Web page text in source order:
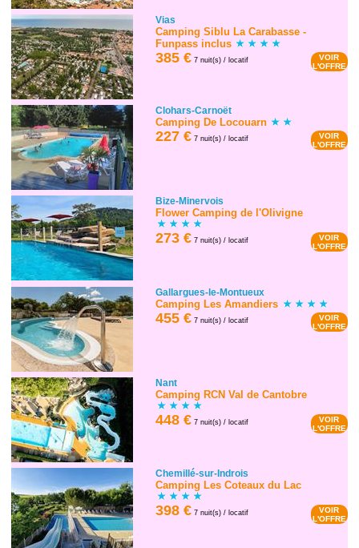
Vias
Camping Siblu La Carabasse -
Funpass inclus
385 € 7 nuit(s) / locatif
VOIR
L'OFFRE
Clohars-Carnoët
Camping De Locouarn
227 € 7 nuit(s) / locatif
VOIR
L'OFFRE
Bize-Minervois
Flower Camping de l'Olivigne
273 € 7 nuit(s) / locatif
VOIR
L'OFFRE
Gallargues-le-Montueux
Camping Les Amandiers
455 € 7 nuit(s) / locatif
VOIR
L'OFFRE
Nant
Camping RCN Val de Cantobre
448 € 7 nuit(s) / locatif
VOIR
L'OFFRE
Chemillé-sur-Indrois
Camping Les Coteaux du Lac
398 € 7 nuit(s) / locatif
VOIR
L'OFFRE